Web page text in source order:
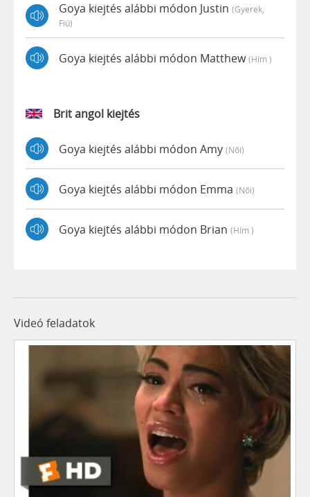
Goya kiejtés alábbi módon Justin (gyerek,
Fiú)
Goya kiejtés alábbi módon Matthew(hím )
Brit angol kiejtés
Goya kiejtés alábbi módon Amy (női)
Goya kiejtés alábbi módon Emma (női)
Goya kiejtés alábbi módon Brian (hím )
Videó feladatok